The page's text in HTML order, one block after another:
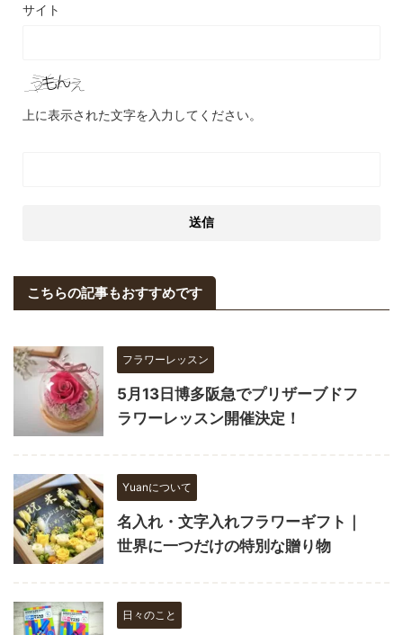
サイト
上に表示された文字を入力してください。
こちらの記事もおすすめです
フラワーレッスン
5月13日博多阪急でプリザーブドフ
ラワーレッスン開催決定！
Yuanについて
名入れ・文字入れフラワーギフト｜
世界に一つだけの特別な贈り物
日々のこと